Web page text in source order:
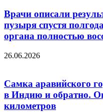
Врачи описали
пузыря спустя
органа полностью
26.06.2026
Самка аравийского
в Индию и обратно.
километров